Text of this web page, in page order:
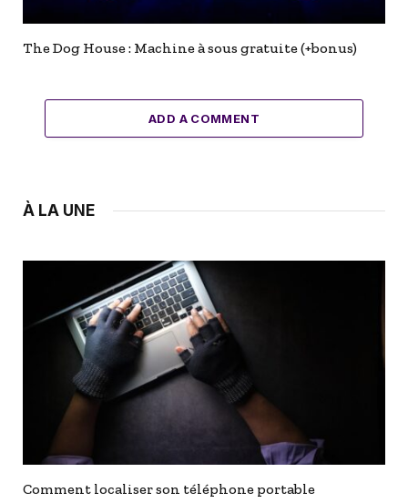
The Dog House : Machine à sous gratuite (+bonus)
ADD A COMMENT
À LA UNE
Comment localiser son téléphone portable